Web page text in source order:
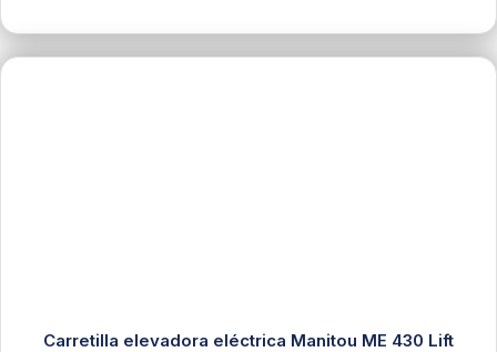
Carretilla elevadora eléctrica Manitou ME 430 Lift